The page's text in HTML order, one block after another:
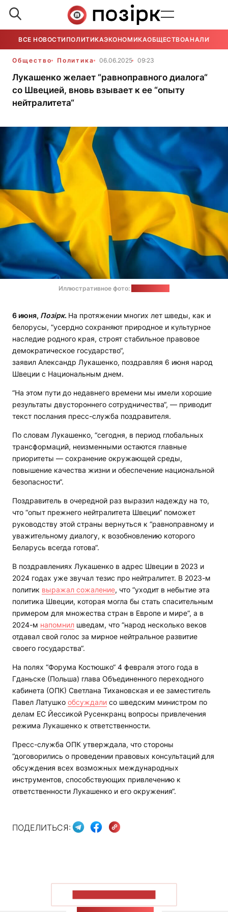
ВСЕ НОВОСТИ ПОЛИТИКАЭКОНОМИКАОБЩЕСТВОАНАЛИТИКА
Общество Политика 06.06.2025 09:23
Лукашенко желает “равноправного диалога“
со Швецией, вновь взывает к ее “опыту
нейтралитета“
Иллюстративное фото:
6 июня, Позірк. На протяжении многих лет шведы, как и
белорусы, “усердно сохраняют природное и культурное
наследие родного края, строят стабильное правовое
демократическое государство“,
заявил Александр Лукашенко, поздравляя 6 июня народ
Швеции с Национальным днем.
“На этом пути до недавнего времени мы имели хорошие
результаты двустороннего сотрудничества“, — приводит
текст послания пресс-служба поздравителя.
По словам Лукашенко, “сегодня, в период глобальных
трансформаций, неизменными остаются главные
приоритеты — сохранение окружающей среды,
повышение качества жизни и обеспечение национальной
безопасности“.
Поздравитель в очередной раз выразил надежду на то,
что “опыт прежнего нейтралитета Швеции“ поможет
руководству этой страны вернуться к “равноправному и
уважительному диалогу, к возобновлению которого
Беларусь всегда готова“.
В поздравлениях Лукашенко в адрес Швеции в 2023 и
2024 годах уже звучал тезис про нейтралитет. В 2023-м
политик выражал сожаление, что “уходит в небытие эта
политика Швеции, которая могла бы стать спасительным
примером для множества стран в Европе и мире“, а в
2024-м напомнил шведам, что “народ несколько веков
отдавал свой голос за мирное нейтральное развитие
своего государства“.
На полях “Форума Костюшко“ 4 февраля этого года в
Гданьске (Польша) глава Объединенного переходного
кабинета (ОПК) Светлана Тихановская и ее заместитель
Павел Латушко обсуждали со шведским министром по
делам ЕС Йессикой Русенкранц вопросы привлечения
режима Лукашенко к ответственности.
Пресс-служба ОПК утверждала, что стороны
“договорились о проведении правовых консультаций для
обсуждения всех возможных международных
инструментов, способствующих привлечению к
ответственности Лукашенко и его окружения“.
ПОДЕЛИТЬСЯ: